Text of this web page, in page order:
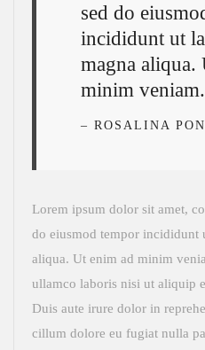
sed do
incididunt ut
magna aliqua.
minim veniam.
– ROSALINA
Lorem ipsum dolor sit amet,
do eiusmod tempor incididunt
aliqua. Ut enim ad minim
ullamco laboris nisi ut aliquip
Duis aute irure dolor in
cillum dolore eu fugiat nulla